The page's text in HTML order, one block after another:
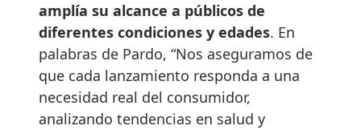
amplía su alcance a públicos de
diferentes condiciones y edades. En
palabras de Pardo, “Nos aseguramos de
que cada lanzamiento responda a una
necesidad real del consumidor,
analizando tendencias en salud y